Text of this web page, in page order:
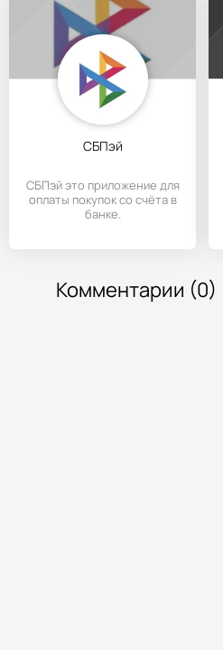
СБПэй
СБПэй это приложение для
оплаты покупок со счёта в
банке.
Комментарии (0)